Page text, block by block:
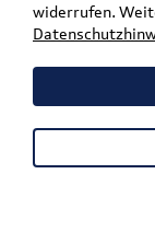
Original
Vorne
widerrufen.